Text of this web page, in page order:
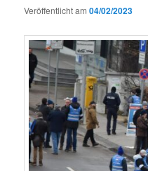
Veröffentlicht am04/02/2023